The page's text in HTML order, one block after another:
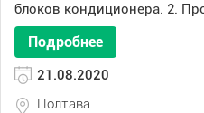
блоков кондиционера. 2.
Подробнее
21.08.2020
Полтава